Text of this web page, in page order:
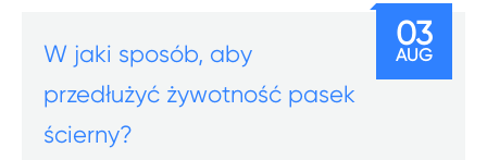
W jaki sposób, aby
przedłużyć żywotność pasek
ścierny?
03
AUG